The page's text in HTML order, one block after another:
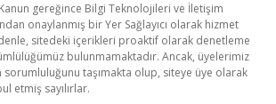
Kanun gereğince Bilgi Teknolojileri ve İletişim
onaylanmış bir Yer Sağlayıcı olarak hizmet
sitedeki içerikleri proaktif olarak denetleme
bulunmamaktadır. Ancak, üyelerimiz
sorumluluğunu taşımakta olup, siteye üye olarak
etmiş sayılırlar.